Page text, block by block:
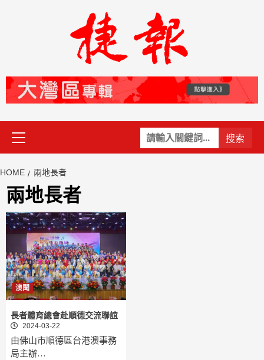
關
鍵
Primary
Menu
HOME 兩地長者
兩地長者
澳聞
長者體育總會赴順德交流聯誼
2024-03-22
由佛山市順德區台港澳事務
局主辦…